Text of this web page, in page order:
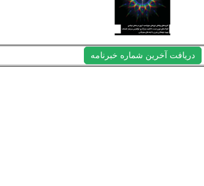
دریافت آخرین شماره خبرنامه